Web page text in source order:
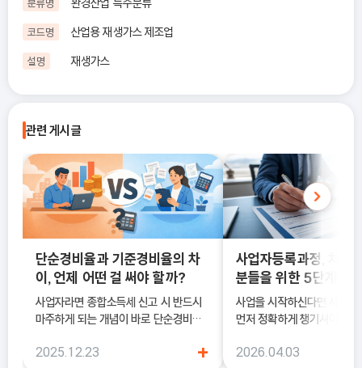
분류명
코드명 산업용 재생가스 제조업
설명 재생가스
관련 게시글
단순경비율과 기준경비율의 차
이, 언제 어떤 걸 써야 할까?
사업자라면 종합소득세 신고 시 반드시
마주하게 되는 개념이 바로 단순경비율
에서는 이 두 가지의 차이를 정확히 이해
2025.12.23 +
사업자등록과정, 처음
분들을 위한 5단계 정
사업을 시작하신다면 사업자
먼저 정확하게 챙기셔야 해
국세청에 정식으로 사업을
2026.04.03